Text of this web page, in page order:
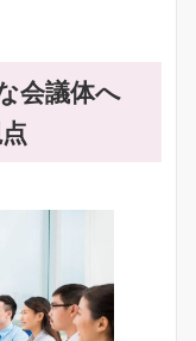
会議体へ